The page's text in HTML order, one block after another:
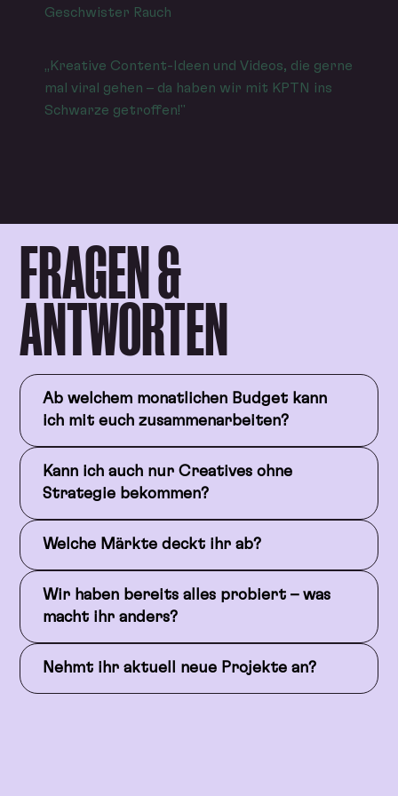
Geschwister Rauch
„Kreative Content-Ideen und Videos, die gerne
mal viral gehen – da haben wir mit KPTN ins
Schwarze getroffen!"
FRAGEN &
ANTWORTEN
Ab welchem monatlichen Budget kann
ich mit euch zusammenarbeiten?
Kann ich auch nur Creatives ohne
Strategie bekommen?
Welche Märkte deckt ihr ab?
Wir haben bereits alles probiert – was
macht ihr anders?
Nehmt ihr aktuell neue Projekte an?